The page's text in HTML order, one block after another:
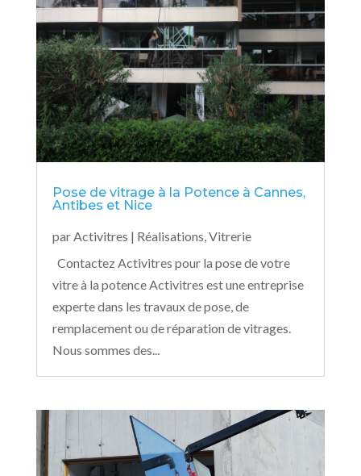
Pose de vitrage à la Potence à Cannes,
Antibes et Nice
parActivitres | Réalisations,Vitrerie
Contactez Activitres pour la pose de votre
vitre à la potence Activitres est une entreprise
experte dans les travaux de pose, de
remplacement ou de réparation de vitrages.
Nous sommes des...